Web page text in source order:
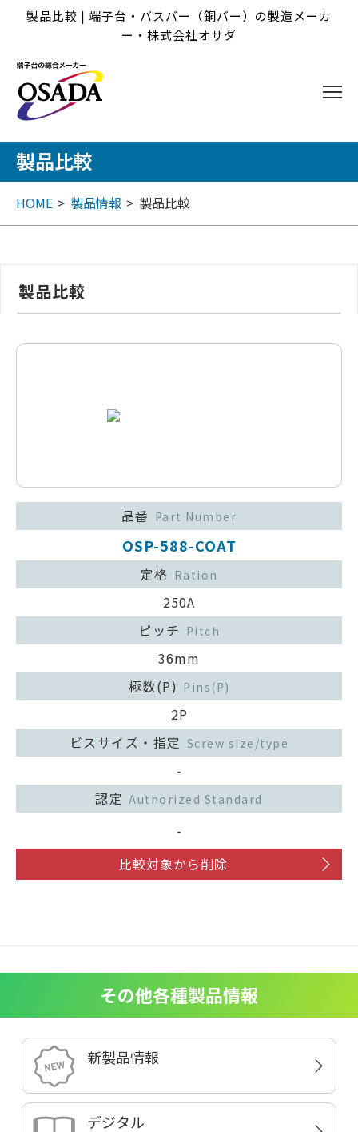
製品比較 | 端子台・バスバー（銅バー）の製造メーカ
ー・株式会社オサダ
製品比較
HOME 製品情報 製品比較
製品比較
品番 Part Number
OSP-588-COAT
定格 Ration
250A
ピッチ Pitch
36mm
極数(P) Pins(P)
2P
ビスサイズ・指定 Screw size/type
-
認定 Authorized Standard
-
比較対象から削除
その他各種製品情報
新製品情報
デジタル